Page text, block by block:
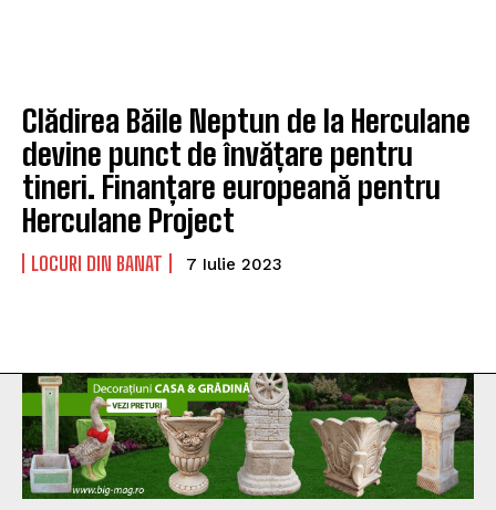
Clădirea Băile Neptun de la Herculane
devine punct de învățare pentru
tineri. Finanțare europeană pentru
Herculane Project
LOCURI DIN BANAT 7 Iulie 2023